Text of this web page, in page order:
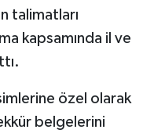
talimatları
kapsamında il ve
özel olarak
belgelerini